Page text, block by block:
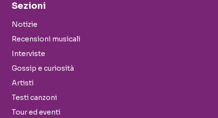
Sezioni
Notizie
Recensioni musicali
Interviste
Gossip e curiosità
Artisti
Testi canzoni
Tour ed eventi